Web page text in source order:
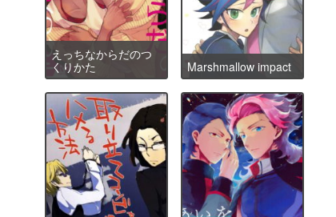
えっちなからだのつ
くりかた
Marshmallow impact